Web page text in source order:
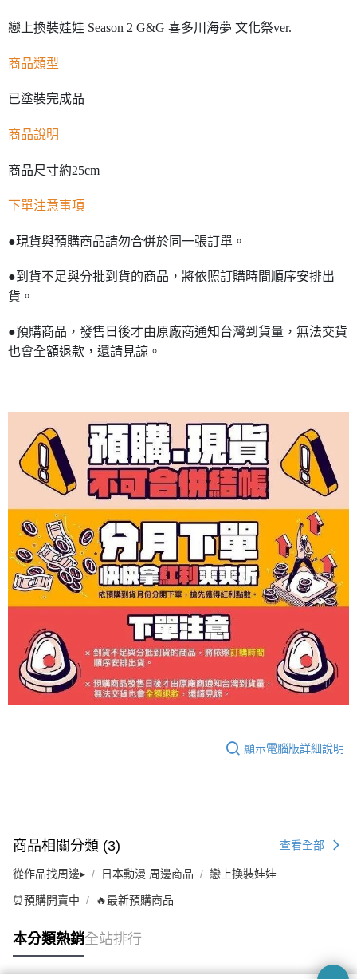
戀上換裝娃娃 Season 2 G&G 喜多川海夢 文化祭ver.
商品類型
已塗裝完成品
商品說明
商品尺寸約25cm
下單注意事項
●現貨與預購商品請勿合併於同一張訂單。
●到貨不足與分批到貨的商品，將依照訂購時間順序安排出
貨。
●預購商品，發售日後才由原廠商通知台灣到貨量，無法交貨
也會全額退款，還請見諒。
顯示電腦版詳細說明
商品相關分類 (3) 查看全部
從作品找周邊▸ 日本動漫 周邊商品 戀上換裝娃娃
⏰預購開賣中 🔥最新預購商品
本分類熱銷全站排行